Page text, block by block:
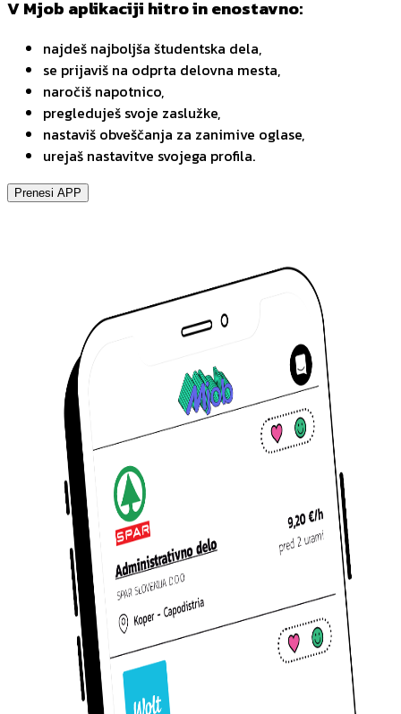
V Mjob aplikaciji hitro in enostavno:
najdeš najboljša študentska dela,
se prijaviš na odprta delovna mesta,
naročiš napotnico,
pregleduješ svoje zaslužke,
nastaviš obveščanja za zanimive oglase,
urejaš nastavitve svojega profila.
Prenesi APP